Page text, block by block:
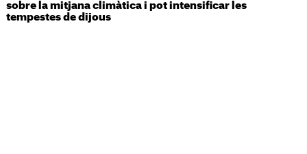
sobre la mitjana climàtica i pot intensificar les
tempestes de dijous